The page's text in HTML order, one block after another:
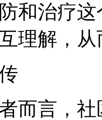
和治疗
理解，
而言，